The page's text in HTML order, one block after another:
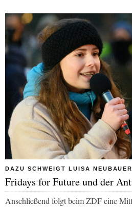
DAZU SCHWEIGT LUISA NEUBAUER
Fridays for Future und der
Anschließend folgt beimZDFeine